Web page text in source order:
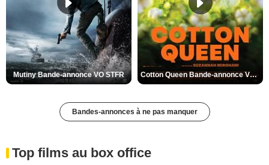
Mutiny Bande-annonce VO STFR Cotton Queen Bande-annonce VO STFR
Bandes-annonces à ne pas manquer
Top films au box office